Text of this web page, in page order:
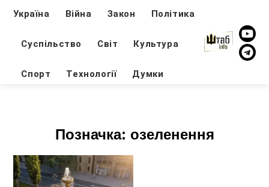
Україна Війна Закон Політика
Суспільство Світ Культура
Спорт Технології Думки
Позначка: озеленення